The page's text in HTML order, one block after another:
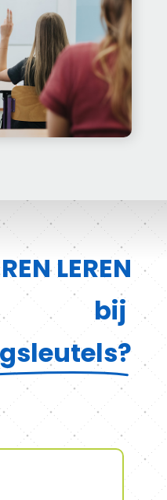
LEREN
bij